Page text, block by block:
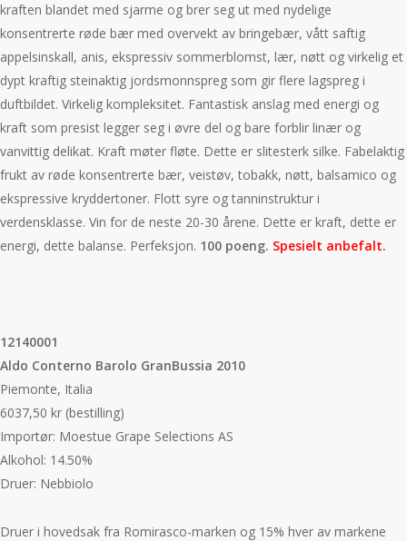
kraften blandet med sjarme og brer seg ut med nydelige
konsentrerte røde bær med overvekt av bringebær, vått saftig
appelsinskall, anis, ekspressiv sommerblomst, lær, nøtt og virkelig et
dypt kraftig steinaktig jordsmonnspreg som gir flere lagspreg i
duftbildet. Virkelig kompleksitet. Fantastisk anslag med energi og
kraft som presist legger seg i øvre del og bare forblir linær og
vanvittig delikat. Kraft møter fløte. Dette er slitesterk silke. Fabelaktig
frukt av røde konsentrerte bær, veistøv, tobakk, nøtt, balsamico og
ekspressive kryddertoner. Flott syre og tanninstruktur i
verdensklasse. Vin for de neste 20-30 årene. Dette er kraft, dette er
energi, dette balanse. Perfeksjon. 100 poeng. Spesielt anbefalt.
12140001
Aldo Conterno Barolo GranBussia 2010
Piemonte, Italia
6037,50 kr (bestilling)
Importør: Moestue Grape Selections AS
Alkohol: 14.50%
Druer: Nebbiolo
Druer i hovedsak fra Romirasco-marken og 15% hver av markene